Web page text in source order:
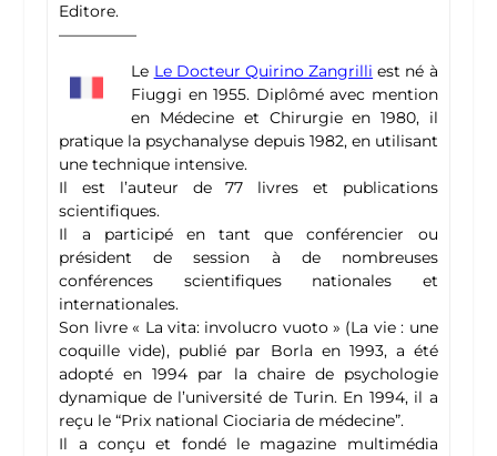
Editore.
—————
Le Le Docteur Quirino Zangrilli est né à
Fiuggi en 1955. Diplômé avec mention
en Médecine et Chirurgie en 1980, il
pratique la psychanalyse depuis 1982, en utilisant
une technique intensive.
Il est l’auteur de 77 livres et publications
scientifiques.
Il a participé en tant que conférencier ou
président de session à de nombreuses
conférences scientifiques nationales et
internationales.
Son livre « La vita: involucro vuoto » (La vie : une
coquille vide), publié par Borla en 1993, a été
adopté en 1994 par la chaire de psychologie
dynamique de l’université de Turin. En 1994, il a
reçu le “Prix national Ciociaria de médecine”.
Il a conçu et fondé le magazine multimédia